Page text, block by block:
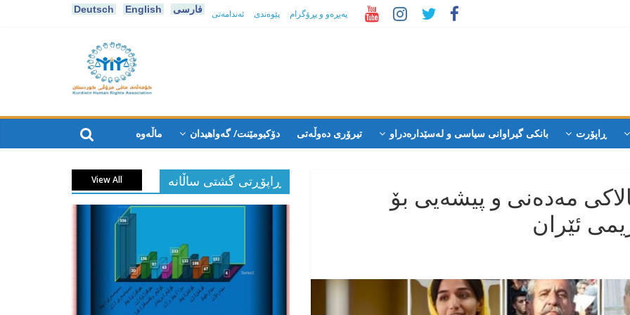
Deutsch English فارسی پەیڕەو و پڕۆگرام پێوەندی ئەندامەتی
كۆمه‌ڵه‌ی
مافی
مرۆڤی
کوردستان
ڕاپۆرت بانکی گیراوانی سیاسی و لەسێدارەدراو تیرۆری دەوڵەتی دۆکیومێنت/ گەواهیدان ماڵەوە
مەدەنی و پیشەیی بۆ
ئێران
ڕاپۆڕتی گشتی ساڵانه View All